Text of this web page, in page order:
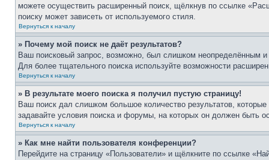
можете осуществить расширенный поиск, щёлкнув по ссылке
поиску может зависеть от используемого стиля.
Вернуться к началу
» Почему мой поиск не даёт результатов?
Ваш поисковый запрос, возможно, был слишком неопределённым
Для более тщательного поиска используйте возможности
Вернуться к началу
» В результате моего поиска я получил пустую страницу!
Ваш поиск дал слишком большое количество результатов,
задавайте условия поиска и форумы, на которых он должен быть
Вернуться к началу
» Как мне найти пользователя конференции?
Перейдите на страницу «Пользователи» и щёлкните по ссылке